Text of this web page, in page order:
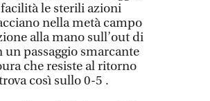
le sterili azioni
nella metà campo
alla mano sull’out di
un passaggio smarcante
che resiste al ritorno
così sullo 0-5 .